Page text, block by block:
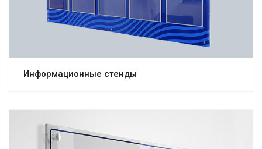
Информационные стенды